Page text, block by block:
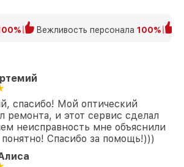
Вежливость персонала 100%
спасибо! Мой оптический
ремонта, и этот сервис сделал
неисправность мне объяснили
Спасибо за помощь!)))